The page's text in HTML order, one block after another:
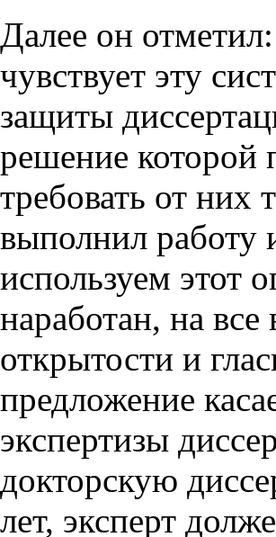
Далее он
чувствует эту
защиты
решение которой
требовать от них
выполнил работу
используем этот
наработан, на
открытости и
предложение
экспертизы
докторскую
лет, эксперт